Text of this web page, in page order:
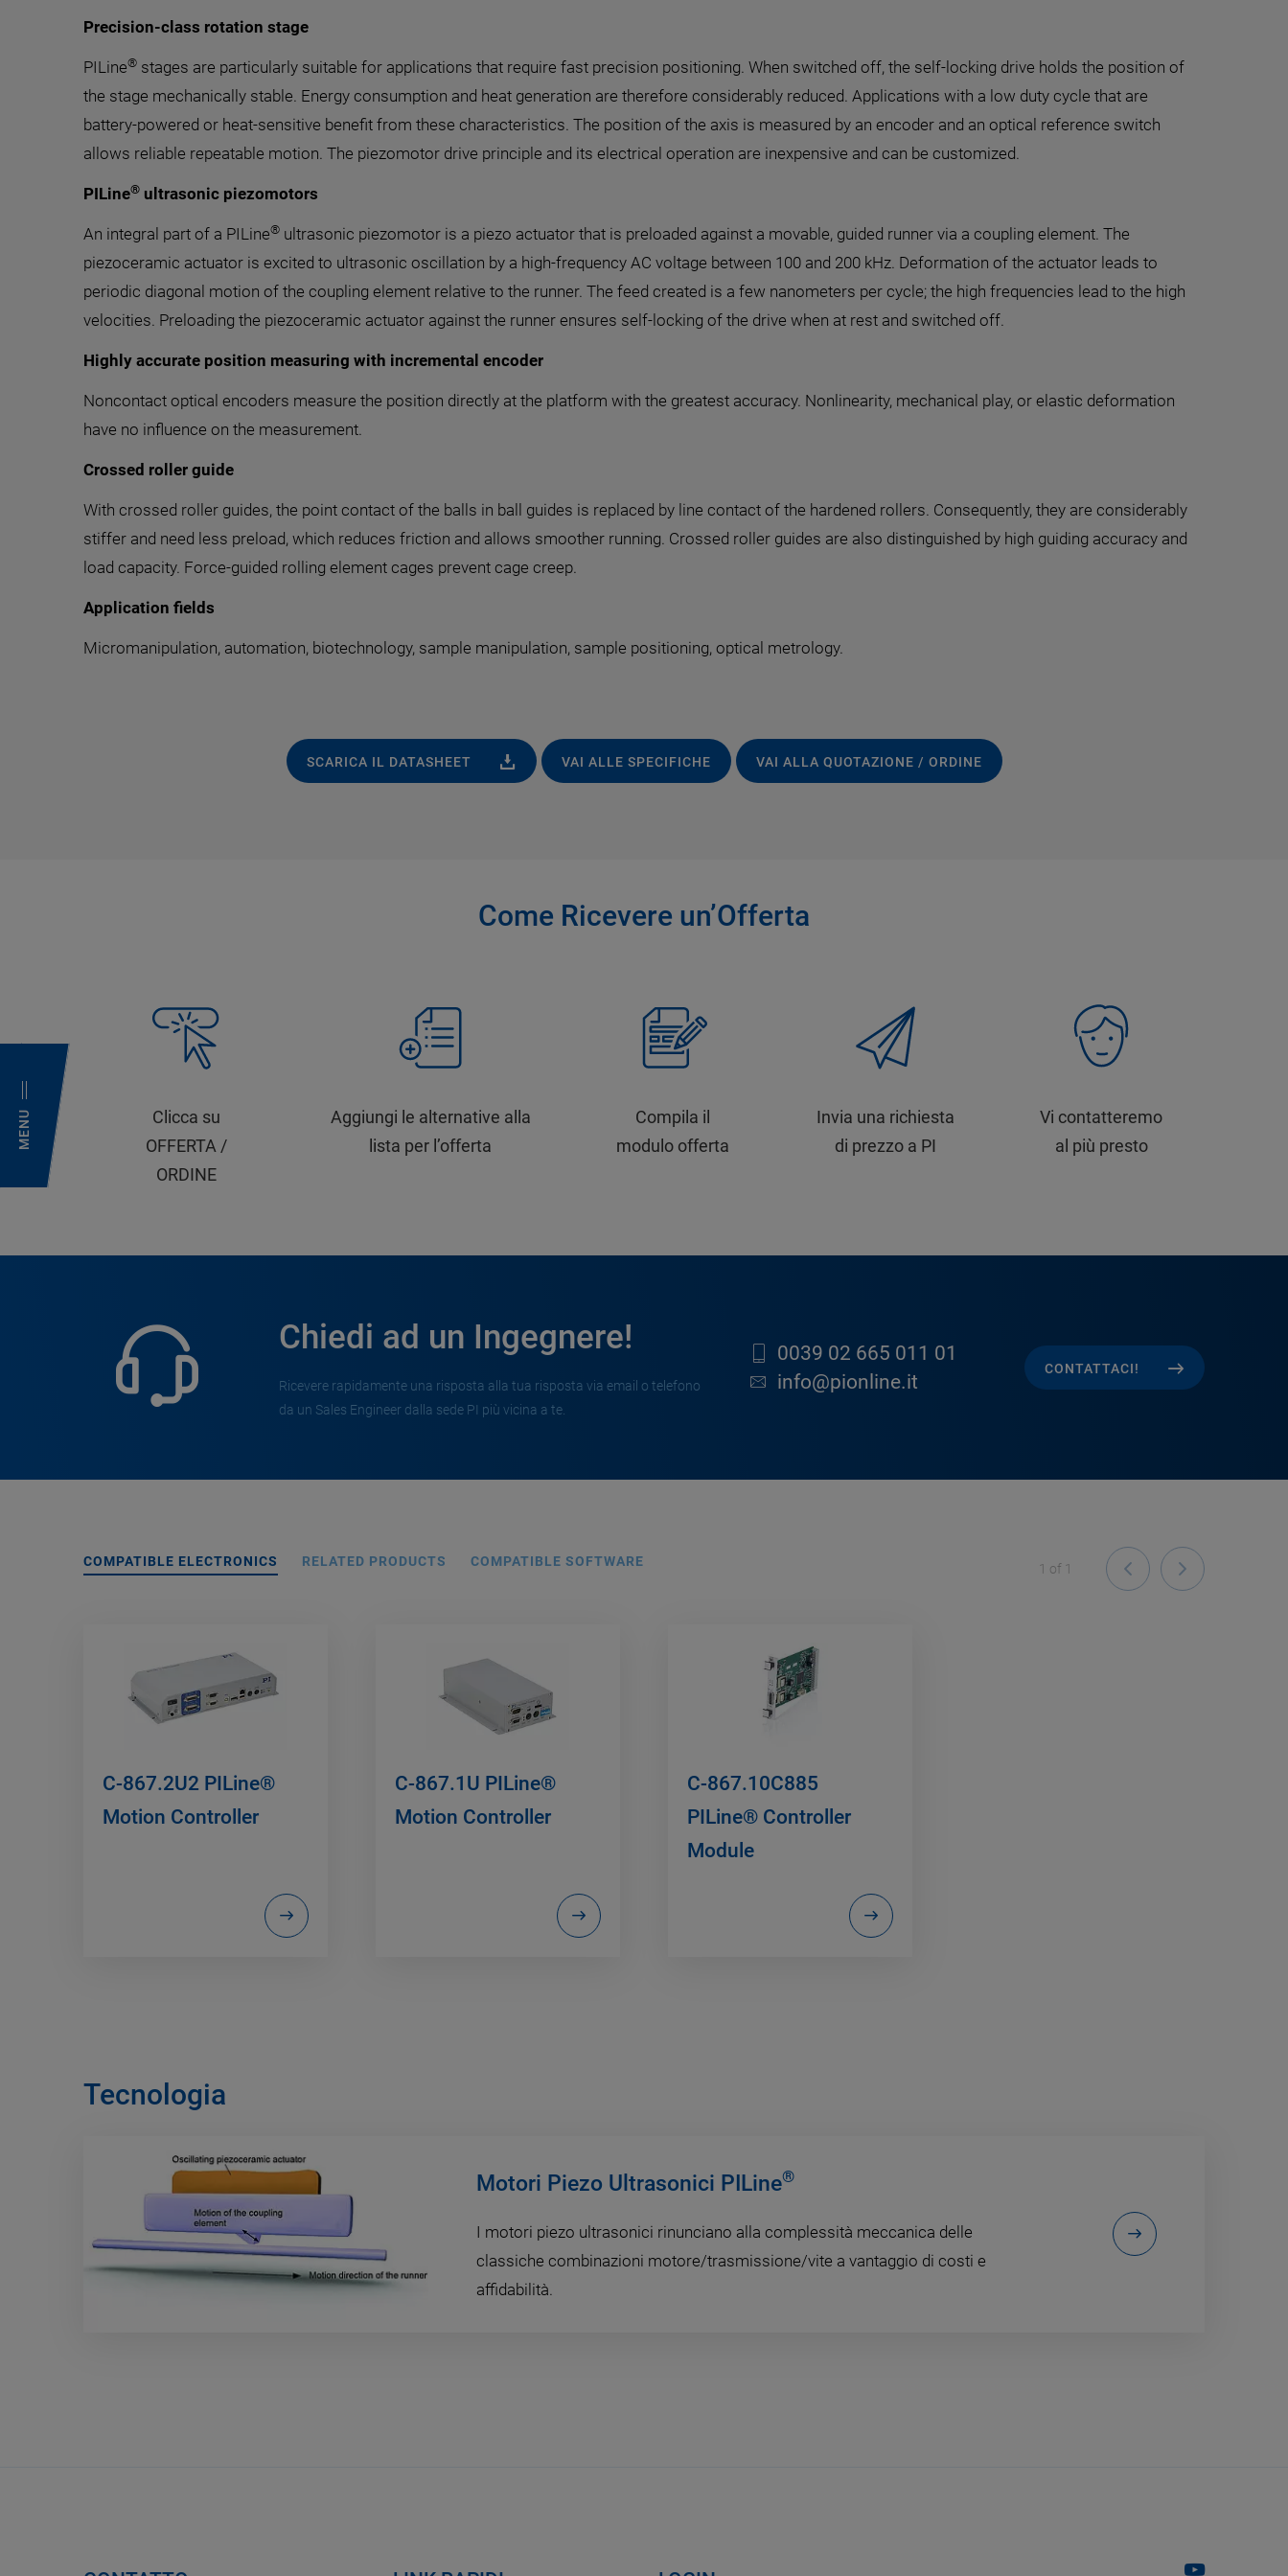
MENU
Precision-class rotation stage
PILine® stages are particularly suitable for applications that require fast precision positioning. When switched off, the self-locking drive holds the position of
the stage mechanically stable. Energy consumption and heat generation are therefore considerably reduced. Applications with a low duty cycle that are
battery-powered or heat-sensitive benefit from these characteristics. The position of the axis is measured by an encoder and an optical reference switch
allows reliable repeatable motion. The piezomotor drive principle and its electrical operation are inexpensive and can be customized.
PILine® ultrasonic piezomotors
An integral part of a PILine® ultrasonic piezomotor is a piezo actuator that is preloaded against a movable, guided runner via a coupling element. The
piezoceramic actuator is excited to ultrasonic oscillation by a high-frequency AC voltage between 100 and 200 kHz. Deformation of the actuator leads to
periodic diagonal motion of the coupling element relative to the runner. The feed created is a few nanometers per cycle; the high frequencies lead to the high
velocities. Preloading the piezoceramic actuator against the runner ensures self-locking of the drive when at rest and switched off.
Highly accurate position measuring with incremental encoder
Noncontact optical encoders measure the position directly at the platform with the greatest accuracy. Nonlinearity, mechanical play, or elastic deformation
have no influence on the measurement.
Crossed roller guide
With crossed roller guides, the point contact of the balls in ball guides is replaced by line contact of the hardened rollers. Consequently, they are considerably
stiffer and need less preload, which reduces friction and allows smoother running. Crossed roller guides are also distinguished by high guiding accuracy and
load capacity. Force-guided rolling element cages prevent cage creep.
Application fields
Micromanipulation, automation, biotechnology, sample manipulation, sample positioning, optical metrology.
SCARICA IL DATASHEET VAI ALLE SPECIFICHE VAI ALLA QUOTAZIONE / ORDINE
Come Ricevere un’Offerta
Clicca su
OFFERTA /
ORDINE
Aggiungi le alternative alla
lista per l’offerta
Compila il
modulo offerta
Invia una richiesta
di prezzo a PI
Vi contatteremo
al più presto
Chiedi ad un Ingegnere!
Ricevere rapidamente una risposta alla tua risposta via email o telefono
da un Sales Engineer dalla sede PI più vicina a te.
0039 02 665 011 01
info@pionline.it
CONTATTACI!
COMPATIBLE ELECTRONICS RELATED PRODUCTS COMPATIBLE SOFTWARE 1 of 1
C-867.2U2 PILine®
Motion Controller
C-867.1U PILine®
Motion Controller
C-867.10C885
PILine® Controller
Module
Tecnologia
Motori Piezo Ultrasonici PILine®
I motori piezo ultrasonici rinunciano alla complessità meccanica delle
classiche combinazioni motore/trasmissione/vite a vantaggio di costi e
affidabilità.